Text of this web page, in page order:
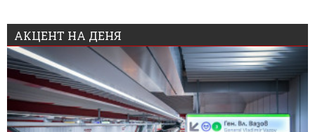
АКЦЕНТ НА ДЕНЯ